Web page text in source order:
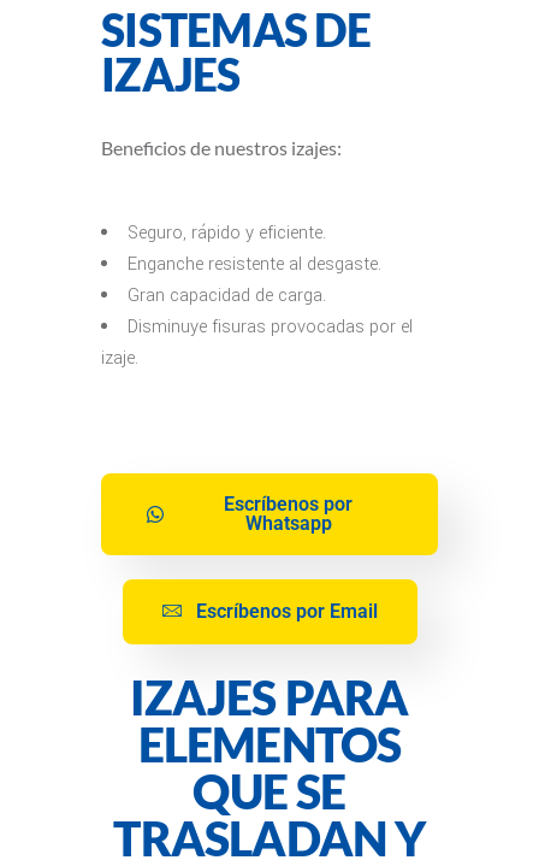
SISTEMAS DE
IZAJES
Beneficios de nuestros izajes:
Seguro, rápido y eficiente.
Enganche resistente al desgaste.
Gran capacidad de carga.
Disminuye fisuras provocadas por el
izaje.
Escríbenos por
Whatsapp
Escríbenos por Email
IZAJES PARA
ELEMENTOS
QUE SE
TRASLADAN Y